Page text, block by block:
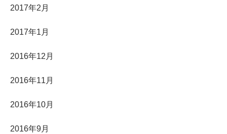
2017年2月
2017年1月
2016年12月
2016年11月
2016年10月
2016年9月